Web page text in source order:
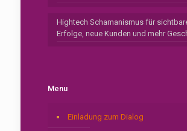
Hightech Schamanismus für
Erfolge, neue Kunden und mehr
Menu
Einladung zum Dialog